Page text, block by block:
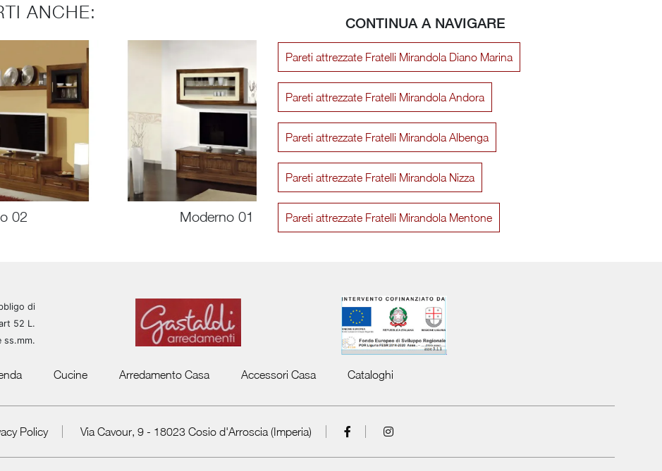
ANCHE:
02 Moderno 01 Parete attrezzata Zero 16 06
CONTINUA A NAVIGARE
Pareti attrezzate Fratelli Mirandola Diano Marina
Pareti attrezzate Fratelli Mirandola Andora
Pareti attrezzate Fratelli Mirandola Albenga
Pareti attrezzate Fratelli Mirandola Nizza
Pareti attrezzate Fratelli Mirandola Mentone
di
52 L.
ss.mm.
Cucine Arredamento Casa Accessori Casa Cataloghi
Policy Via Cavour, 9 - 18023 Cosio d'Arroscia (Imperia)